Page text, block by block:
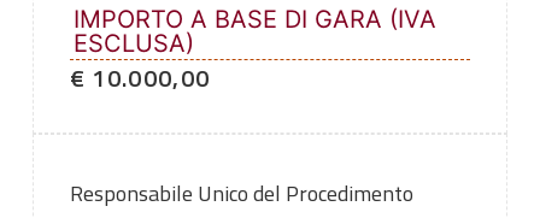
IMPORTO A BASE DI GARA (IVA
ESCLUSA)
€ 10.000,00
Responsabile Unico del Procedimento